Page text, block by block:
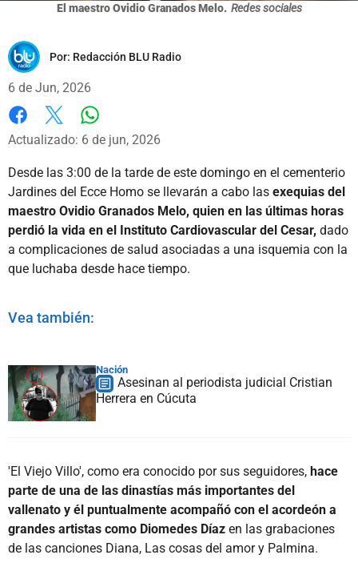
El maestro Ovidio Granados Melo. Redes sociales
Por: Redacción BLU Radio
6 de Jun, 2026
Facebook
X
Actualizado: 6 de jun, 2026
Desde las 3:00 de la tarde de este domingo en el cementerio
Jardines del Ecce Homo se llevarán a cabo las exequias del
maestro Ovidio Granados Melo, quien en las últimas horas
perdió la vida en el Instituto Cardiovascular del Cesar, dado
a complicaciones de salud asociadas a una isquemia con la
que luchaba desde hace tiempo.
Vea también:
Nación
Asesinan al periodista judicial Cristian
Herrera en Cúcuta
'El Viejo Villo', como era conocido por sus seguidores, hace
parte de una de las dinastías más importantes del
vallenato y él puntualmente acompañó con el acordeón a
grandes artistas como Diomedes Díaz en las grabaciones
de las canciones Diana, Las cosas del amor y Palmina.